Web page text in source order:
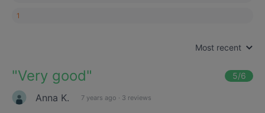
1
Most recent
"Very good" 5/6
Anna K. 7 years ago · 3 reviews